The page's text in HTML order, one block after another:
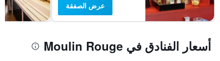
عرض الصفقة
أسعار الفنادق في Moulin Rouge